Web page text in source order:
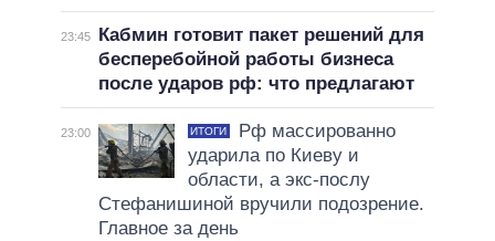
23:45
Кабмин готовит пакет решений для
бесперебойной работы бизнеса
после ударов рф: что предлагают
23:00 ИТОГИ
Рф массированно
ударила по Киеву и
области, а экс-послу
Стефанишиной вручили подозрение.
Главное за день